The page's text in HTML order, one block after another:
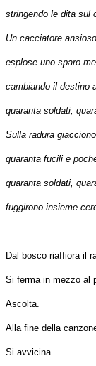
stringendo le dita sul
Un cacciatore
esplose uno sparo
cambiando il destino
quaranta soldati,
Sulla radura
quaranta fucili e
quaranta soldati,
fuggirono insieme
Dal bosco riaffiora il
Si ferma in mezzo al
Ascolta.
Alla fine della
Si avvicina.